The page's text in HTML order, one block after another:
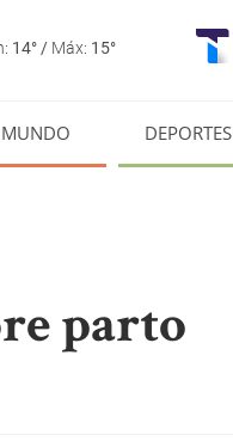
14° / Máx: 15°
MUNDO DEPORTES
parto